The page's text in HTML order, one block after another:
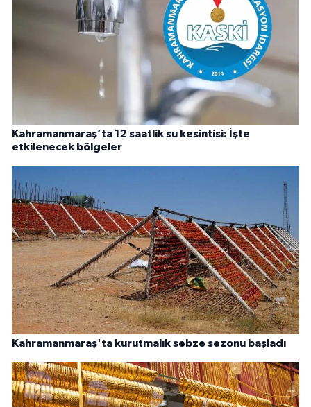
Kahramanmaraş’ta 12 saatlik su kesintisi: İşte
etkilenecek bölgeler
Kahramanmaraş'ta kurutmalık sebze sezonu başladı